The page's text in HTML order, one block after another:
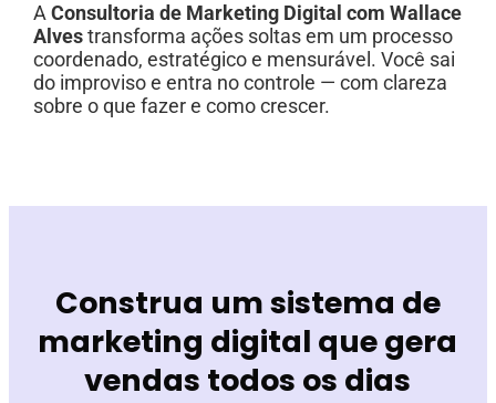
A Consultoria de Marketing Digital com Wallace
Alvestransforma ações soltas em um processo
coordenado, estratégico e mensurável. Você sai
do improviso e entra no controle — com clareza
sobre o que fazer e como crescer.
Construa um sistema de
marketing digital que gera
vendas todos os dias